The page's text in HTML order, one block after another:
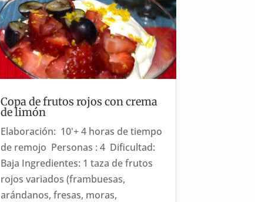
Copa de frutos rojos con crema
de limón
Elaboración: 10'+ 4 horas de tiempo
de remojo Personas : 4 Dificultad:
Baja Ingredientes: 1 taza de frutos
rojos variados (frambuesas,
arándanos, fresas, moras,